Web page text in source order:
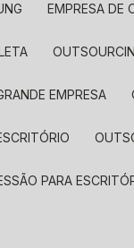
EMPRESA
EMPRESA
PARA